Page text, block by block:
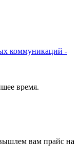
время.
вам прайс на